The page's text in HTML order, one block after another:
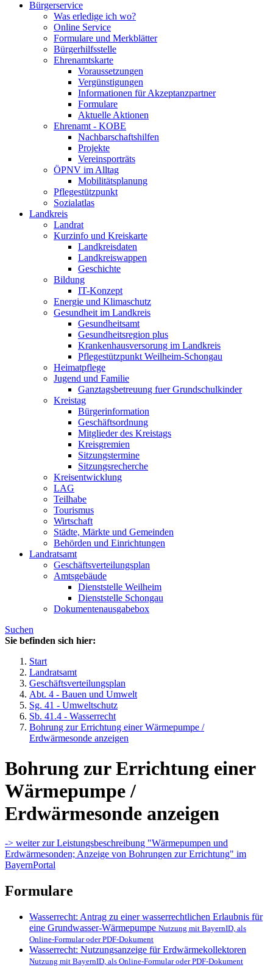
Bürgerservice
Was erledige ich wo?
Online Service
Formulare und Merkblätter
Bürgerhilfsstelle
Ehrenamtskarte
Voraussetzungen
Vergünstigungen
Informationen für Akzeptanzpartner
Formulare
Aktuelle Aktionen
Ehrenamt - KOBE
Nachbarschaftshilfen
Projekte
Vereinsporträts
ÖPNV im Alltag
Mobilitätsplanung
Pflegestützpunkt
Sozialatlas
Landkreis
Landrat
Kurzinfo und Kreiskarte
Landkreisdaten
Landkreiswappen
Geschichte
Bildung
IT-Konzept
Energie und Klimaschutz
Gesundheit im Landkreis
Gesundheitsamt
Gesundheitsregion plus
Krankenhausversorung im Landkreis
Pflegestützpunkt Weilheim-Schongau
Heimatpflege
Jugend und Familie
Ganztagsbetreuung fuer Grundschulkinder
Kreistag
Bürgerinformation
Geschäftsordnung
Mitglieder des Kreistags
Kreisgremien
Sitzungstermine
Sitzungsrecherche
Kreisentwicklung
LAG
Teilhabe
Tourismus
Wirtschaft
Städte, Märkte und Gemeinden
Behörden und Einrichtungen
Landratsamt
Geschäftsverteilungsplan
Amtsgebäude
Dienststelle Weilheim
Dienststelle Schongau
Dokumentenausgabebox
Suchen
Sie befinden sich hier:
Start
Landratsamt
Geschäftsverteilungsplan
Abt. 4 - Bauen und Umwelt
Sg. 41 - Umweltschutz
Sb. 41.4 - Wasserrecht
Bohrung zur Errichtung einer Wärmepumpe /
Erdwärmesonde anzeigen
Bohrung zur Errichtung einer
Wärmepumpe /
Erdwärmesonde anzeigen
-> weiter zur Leistungsbeschreibung "Wärmepumpen und
Erdwärmesonden; Anzeige von Bohrungen zur Errichtung" im
BayernPortal
Formulare
Wasserrecht: Antrag zu einer wasserrechtlichen Erlaubnis für
eine Grundwasser-Wärmepumpe Nutzung mit BayernID, als
Online-Formular oder PDF-Dokument
Wasserrecht: Nutzungsanzeige für Erdwärmekollektoren
Nutzung mit BayernID, als Online-Formular oder PDF-Dokument